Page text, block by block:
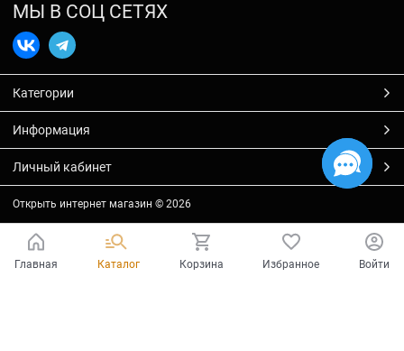
МЫ В СОЦ СЕТЯХ
Категории
Информация
Личный кабинет
Открыть интернет магазин © 2026
Главная Каталог Корзина Избранное Войти